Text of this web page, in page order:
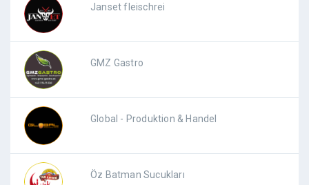
Janset fleischrei
GMZ Gastro
Global - Produktion & Handel
Öz Batman Sucukları